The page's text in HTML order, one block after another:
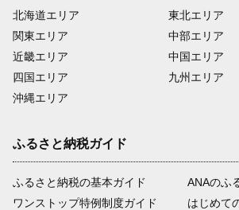
北海道エリア
関東エリア
近畿エリア
四国エリア
沖縄エリア
東北エリア
中部エリア
中国エリア
九州エリア
ふるさと納税ガイド
ふるさと納税の基本ガイド
ワンストップ特例制度ガイド
ANAのふ
はじめて